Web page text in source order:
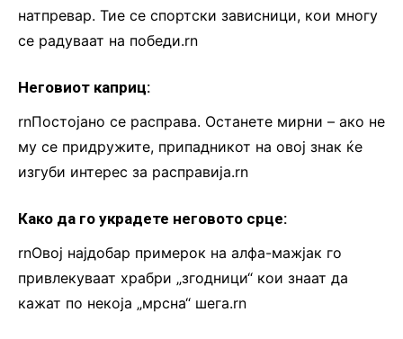
натпревар. Тие се спортски зависници, кои многу
се радуваат на победи.rn
Неговиот каприц:
rnПостојано се расправа. Останете мирни – ако не
му се придружите, припадникот на овој знак ќе
изгуби интерес за расправија.rn
Како да го украдете неговото срце:
rnОвој најдобар примерок на алфа-мажјак го
привлекуваат храбри „згодници“ кои знаат да
кажат по некоја „мрсна“ шега.rn